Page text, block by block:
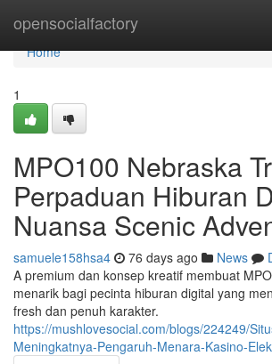
opensocialfactory
Home
Home
1
MPO100 Nebraska
Perpaduan Hiburan
Nuansa Scenic
samuele158hsa4 76 days ago News
A premium dan konsep kreatif membuat
menarik bagi pecinta hiburan digital yang
fresh dan penuh karakter.
https://mushlovesocial.com/blogs/224249/
Meningkatnya-Pengaruh-Menara-Kasino-